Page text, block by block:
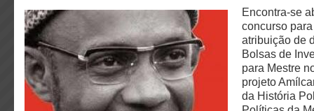
Encontra-se
concurso
atribuição de
Bolsas de
para Mestre
projeto
da História